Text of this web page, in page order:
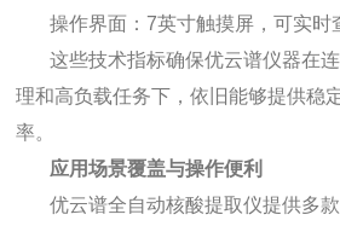
操作界面：7英寸触摸屏，可实时
这些技术指标确保优云谱仪器在
理和高负载任务下，依旧能够提供稳
率。
应用场景覆盖与操作便利
优云谱全自动核酸提取仪提供多